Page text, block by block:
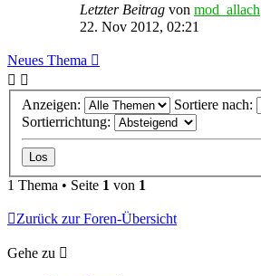
Letzter Beitrag von mod_allach
22. Nov 2012, 02:21
Neues Thema
Anzeigen:
Sortiere nach:
Sortierrichtung:
1 Thema • Seite 1 von 1
Zurück zur Foren-Übersicht
Gehe zu